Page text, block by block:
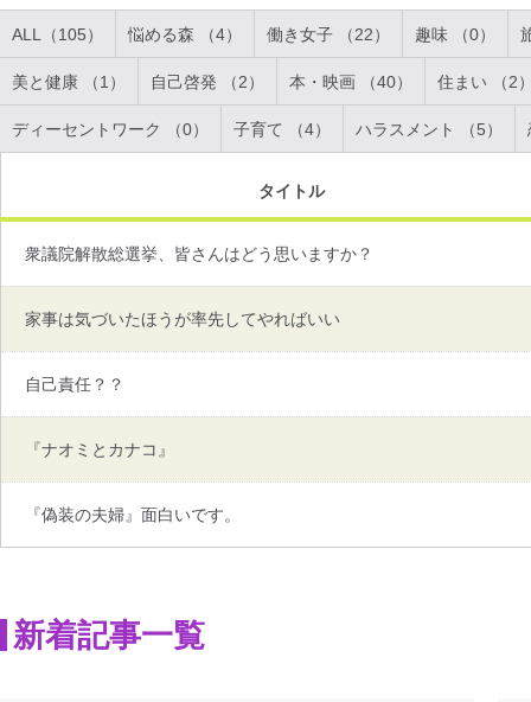
ALL（105） 悩める森 （4） 働き女子 （22） 趣味 （0）
美と健康 （1） 自己啓発 （2） 本・映画 （40） 住まい （2
ディーセントワーク （0） 子育て （4） ハラスメント （5）
タイトル
衆議院解散総選挙、皆さんはどう思いますか？
家事は気づいたほうが率先してやればいい
自己責任？？
『ナオミとカナコ』
『偽装の夫婦』面白いです。
新着記事一覧